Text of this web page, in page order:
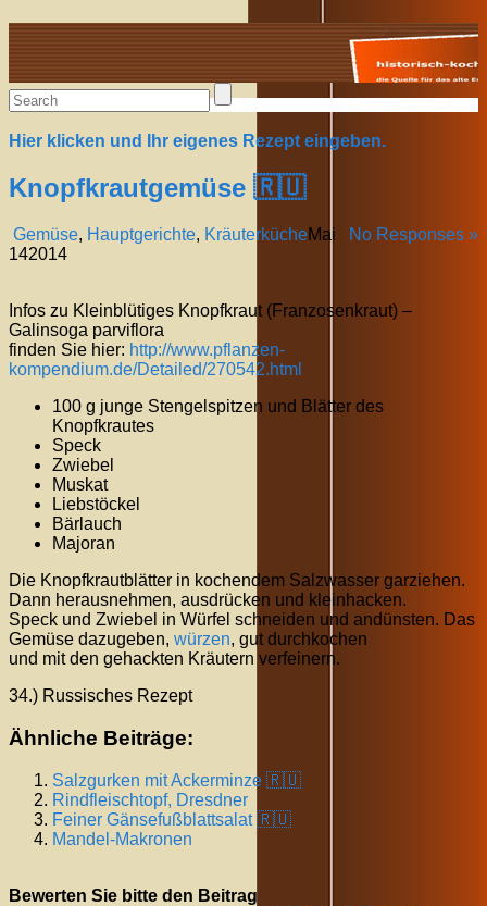
Alte Rezepte online
Hier klicken und Ihr eigenes Rezept eingeben.
Knopfkrautgemüse 🇷🇺
Gemüse, Hauptgerichte, Kräuterküche No Responses »
Mai
142014
Infos zu Kleinblütiges Knopfkraut (Franzosenkraut) –
Galinsoga parviflora
finden Sie hier: http://www.pflanzen-
kompendium.de/Detailed/270542.html
100 g junge Stengelspitzen und Blätter des
Knopfkrautes
Speck
Zwiebel
Muskat
Liebstöckel
Bärlauch
Majoran
Die Knopfkrautblätter in kochendem Salzwasser garziehen.
Dann herausnehmen, ausdrücken und kleinhacken.
Speck und Zwiebel in Würfel schneiden und andünsten. Das
Gemüse dazugeben, würzen, gut durchkochen
und mit den gehackten Kräutern verfeinern.
34.) Russisches Rezept
Ähnliche Beiträge:
Salzgurken mit Ackerminze 🇷🇺
Rindfleischtopf, Dresdner
Feiner Gänsefußblattsalat 🇷🇺
Mandel-Makronen
Bewerten Sie bitte den Beitrag